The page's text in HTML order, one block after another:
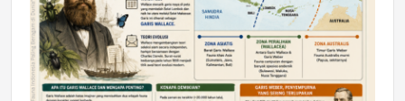
Jumat, 10 Jul 2026 19:01